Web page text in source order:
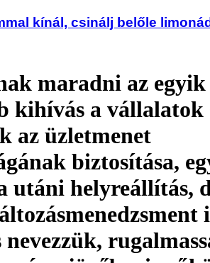
kínál, csinálj belőle
maradni az egyik
kihívás a vállalatok
az üzletmenet
biztosítása,
utáni helyreállítás,